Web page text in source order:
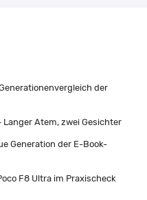
der
Langer Atem, zwei Gesichter
Generation der E-Book-
F8 Ultra im Praxischeck